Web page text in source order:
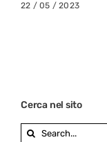
22 / 05 / 2023
Cerca nel sito
Search